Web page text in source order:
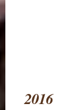
2016